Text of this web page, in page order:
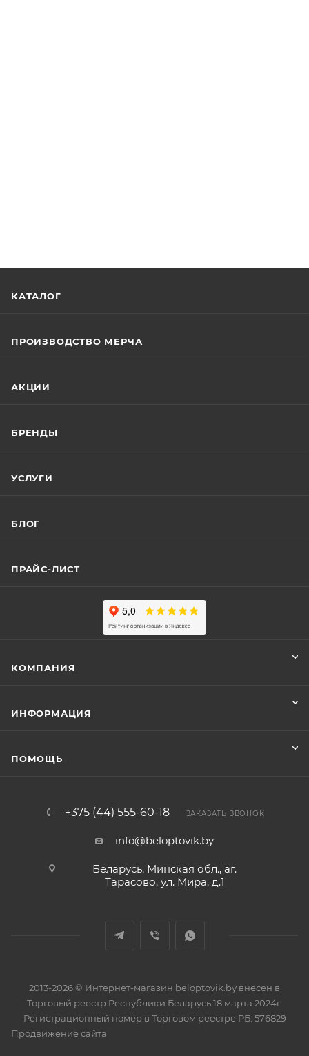
КАТАЛОГ
ПРОИЗВОДСТВО МЕРЧА
АКЦИИ
БРЕНДЫ
УСЛУГИ
БЛОГ
ПРАЙС-ЛИСТ
КОМПАНИЯ
ИНФОРМАЦИЯ
ПОМОЩЬ
+375 (44) 555-60-18 ЗАКАЗАТЬ ЗВОНОК
info@beloptovik.by
Беларусь, Минская обл., аг.
Тарасово, ул. Мира, д.1
2013-2026 © Интернет-магазин beloptovik.by внесен в
Торговый реестр Республики Беларусь 18 марта 2024г.
Регистрационный номер в Торговом реестре РБ: 576829
Продвижение сайта